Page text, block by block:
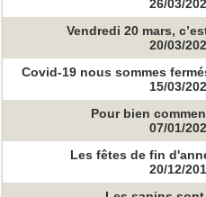
26/03/
Vendredi 20 mars,
20/03/
Covid-19 nous sommes
15/03/
Pour bien
07/01/
Les fêtes de fin
20/12/